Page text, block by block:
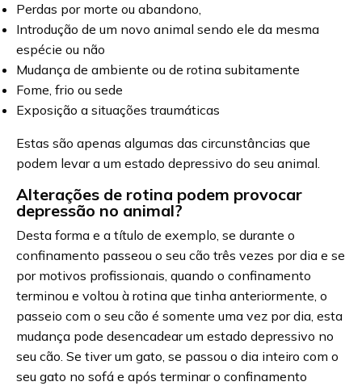
Perdas por morte ou abandono,
Introdução de um novo animal sendo ele da mesma
espécie ou não
Mudança de ambiente ou de rotina subitamente
Fome, frio ou sede
Exposição a situações traumáticas
Estas são apenas algumas das circunstâncias que
podem levar a um estado depressivo do seu animal.
Alterações de rotina podem provocar
depressão no animal?
Desta forma e a título de exemplo, se durante o
confinamento passeou o seu cão três vezes por dia e se
por motivos profissionais, quando o confinamento
terminou e voltou à rotina que tinha anteriormente, o
passeio com o seu cão é somente uma vez por dia, esta
mudança pode desencadear um estado depressivo no
seu cão. Se tiver um gato, se passou o dia inteiro com o
seu gato no sofá e após terminar o confinamento